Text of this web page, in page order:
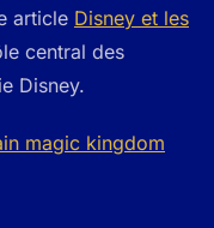
article Disney et les
central des
Disney.